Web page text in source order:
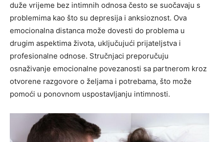
duže vrijeme bez intimnih odnosa često se suočavaju s
problemima kao što su depresija i anksioznost. Ova
emocionalna distanca može dovesti do problema u
drugim aspektima života, uključujući prijateljstva i
profesionalne odnose. Stručnjaci preporučuju
osnaživanje emocionalne povezanosti sa partnerom kroz
otvorene razgovore o željama i potrebama, što može
pomoći u ponovnom uspostavljanju intimnosti.